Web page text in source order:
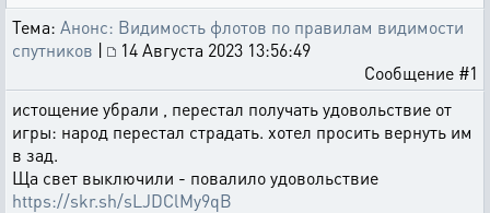
Тема: Анонс: Видимость флотов по правилам видимости
спутников |
14 Августа 2023 13:56:49
Сообщение #1
истощение убрали , перестал получать удовольствие от
игры: народ перестал страдать. хотел просить вернуть им
в зад.
Ща свет выключили - повалило удовольствие
https://skr.sh/sLJDClMy9qB